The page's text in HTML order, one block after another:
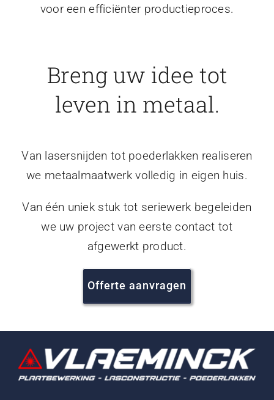
voor een efficiënter productieproces.
Breng uw idee tot
leven in metaal.
Van lasersnijden tot poederlakken realiseren
we metaalmaatwerk volledig in eigen huis.
Van één uniek stuk tot seriewerk begeleiden
we uw project van eerste contact tot
afgewerkt product.
Offerte aanvragen